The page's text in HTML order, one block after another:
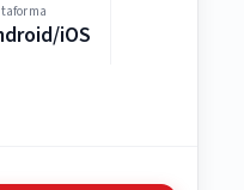
iOS